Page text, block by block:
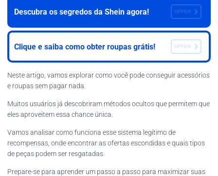
T
N
Descubra os segredos da Shein agora! OFFEN
Clique e saiba como obter roupas grátis! OFFEN
Neste artigo, vamos explorar como você pode conseguir acessórios
e roupas sem pagar nada.
Muitos usuários já descobriram métodos ocultos que permitem que
eles aproveitem essa chance única.
Vamos analisar como funciona esse sistema legítimo de
recompensas, onde encontrar as ofertas escondidas e quais tipos
de peças podem ser resgatadas.
Prepare-se para aprender um passo a passo para maximizar suas